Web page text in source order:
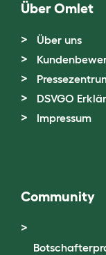
Über Omlet
Über uns
DSVGO
Impressum
Community